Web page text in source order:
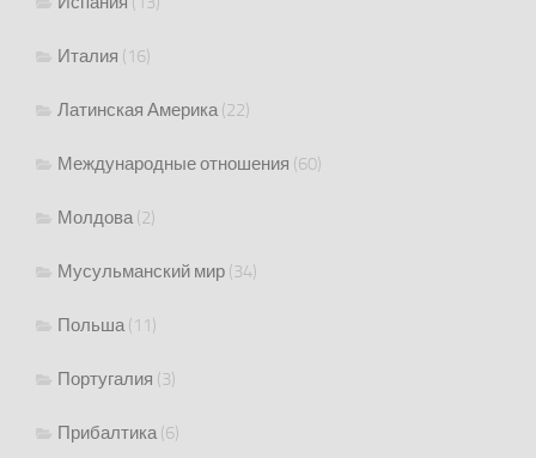
Италия (16)
Латинская Америка(22)
Международные отношения (60)
Молдова(2)
Мусульманский мир (34)
Польша(11)
Португалия (3)
Прибалтика(6)